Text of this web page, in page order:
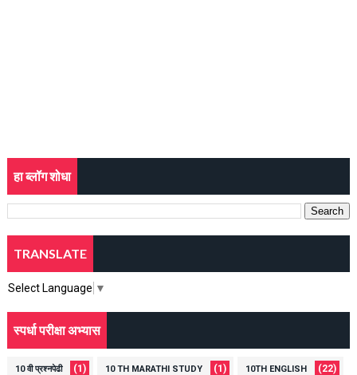
हा ब्लॉग शोधा
TRANSLATE
Select Language ▼
स्पर्धा परीक्षा अभ्यास
10 वी प्रश्नपेढी (1) 10 TH MARATHI STUDY (1) 10TH ENGLISH (22)